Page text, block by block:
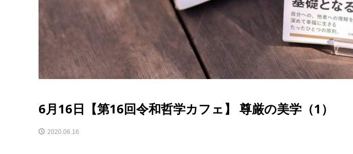
6月16日【第16回令和哲学カフェ】 尊厳の美学（1）
2020.06.16